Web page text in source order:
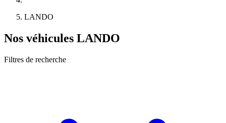
LANDO
Nos véhicules LANDO
Filtres de recherche